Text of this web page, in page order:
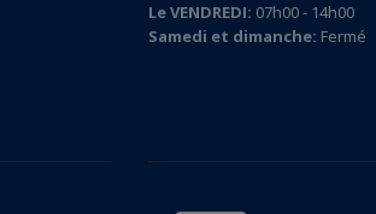
Le VENDREDI: 07h00 - 14h00
Samedi et dimanche: Fermé